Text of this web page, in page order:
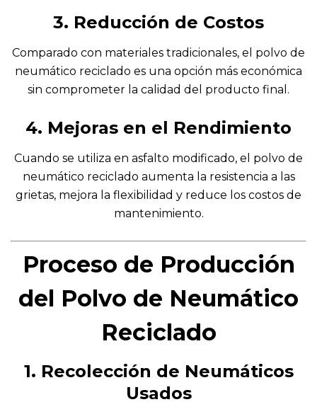
3. Reducción de Costos
Comparado con materiales tradicionales, el polvo de
neumático reciclado es una opción más económica
sin comprometer la calidad del producto final.
4. Mejoras en el Rendimiento
Cuando se utiliza en asfalto modificado, el polvo de
neumático reciclado aumenta la resistencia a las
grietas, mejora la flexibilidad y reduce los costos de
mantenimiento.
Proceso de Producción
del Polvo de Neumático
Reciclado
1. Recolección de Neumáticos
Usados